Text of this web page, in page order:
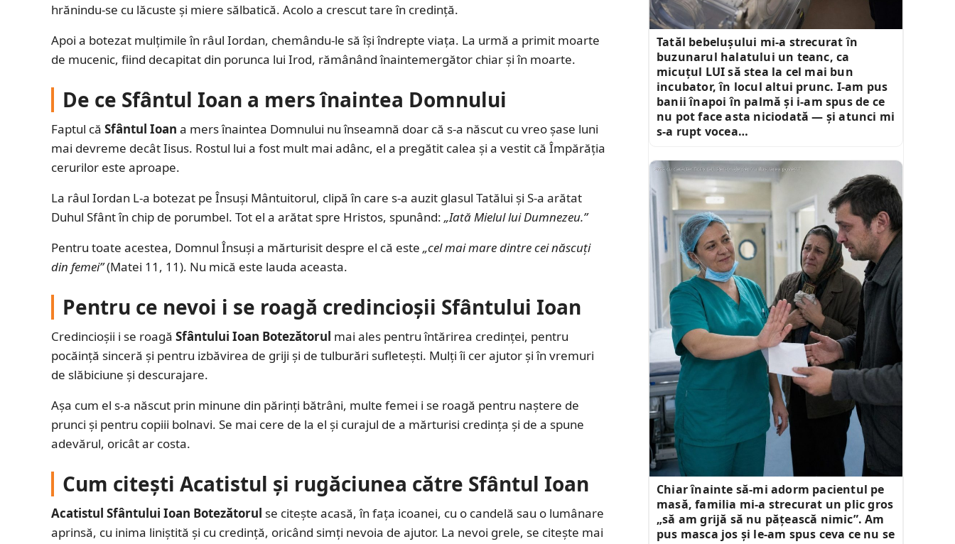
hrănindu-se cu lăcuste și miere sălbatică. Acolo a crescut tare în credință.
Apoi a botezat mulțimile în râul Iordan, chemându-le să își îndrepte viața. La urmă a primit moarte
de mucenic, fiind decapitat din porunca lui Irod, rămânând înaintemergător chiar și în moarte.
De ce Sfântul Ioan a mers înaintea Domnului
Faptul că Sfântul Ioan a mers înaintea Domnului nu înseamnă doar că s-a născut cu vreo șase luni
mai devreme decât Iisus. Rostul lui a fost mult mai adânc, el a pregătit calea și a vestit că Împărăția
cerurilor este aproape.
La râul Iordan L-a botezat pe Însuși Mântuitorul, clipă în care s-a auzit glasul Tatălui și S-a arătat
Duhul Sfânt în chip de porumbel. Tot el a arătat spre Hristos, spunând: „Iată Mielul lui Dumnezeu.”
Pentru toate acestea, Domnul Însuși a mărturisit despre el că este „cel mai mare dintre cei născuți
din femei”(Matei 11, 11). Nu mică este lauda aceasta.
Pentru ce nevoi i se roagă credincioșii Sfântului Ioan
Credincioșii i se roagă Sfântului Ioan Botezătorul mai ales pentru întărirea credinței, pentru
pocăință sinceră și pentru izbăvirea de griji și de tulburări sufletești. Mulți îi cer ajutor și în vremuri
de slăbiciune și descurajare.
Așa cum el s-a născut prin minune din părinți bătrâni, multe femei i se roagă pentru naștere de
prunci și pentru copiii bolnavi. Se mai cere de la el și curajul de a mărturisi credința și de a spune
adevărul, oricât ar costa.
Cum citești Acatistul și rugăciunea către Sfântul Ioan
Acatistul Sfântului Ioan Botezătorul se citește acasă, în fața icoanei, cu o candelă sau o lumânare
aprinsă, cu inima liniștită și cu credință, oricând simți nevoia de ajutor. La nevoi grele, se citește mai
Tatăl bebelușului mi-a strecurat în
buzunarul halatului un teanc, ca
micuțul LUI să stea la cel mai bun
incubator, în locul altui prunc. I-am pus
banii înapoi în palmă și i-am spus de ce
nu pot face asta niciodată — și atunci mi
s-a rupt vocea…
Chiar înainte să-mi adorm pacientul pe
masă, familia mi-a strecurat un plic gros
„să am grijă să nu pățească nimic”. Am
pus masca jos și le-am spus ceva ce nu se